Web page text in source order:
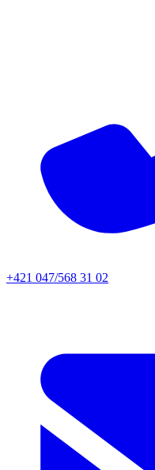
+421 047/568 31 02